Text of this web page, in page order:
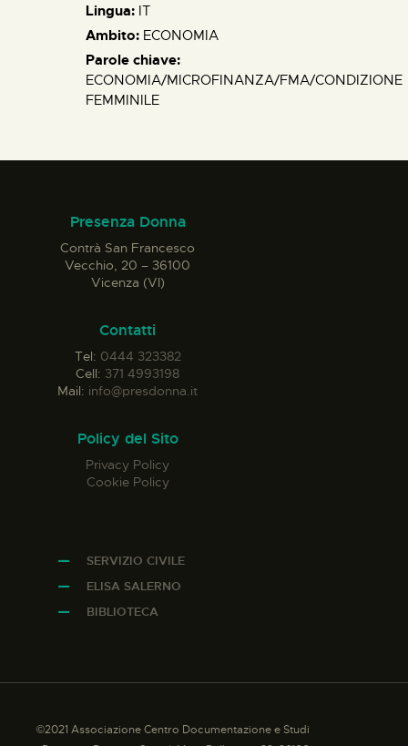
Lingua: IT
Ambito: ECONOMIA
Parole chiave:
ECONOMIA/MICROFINANZA/FMA/CONDIZIONE
FEMMINILE
Presenza Donna
Contrà San Francesco
Vecchio, 20 – 36100
Vicenza (VI)
Contatti
Tel: 0444 323382
Cell: 371 4993198
Mail: info@presdonna.it
Policy del Sito
Privacy Policy
Cookie Policy
SERVIZIO CIVILE
ELISA SALERNO
BIBLIOTECA
©2021 Associazione Centro Documentazione e Studi